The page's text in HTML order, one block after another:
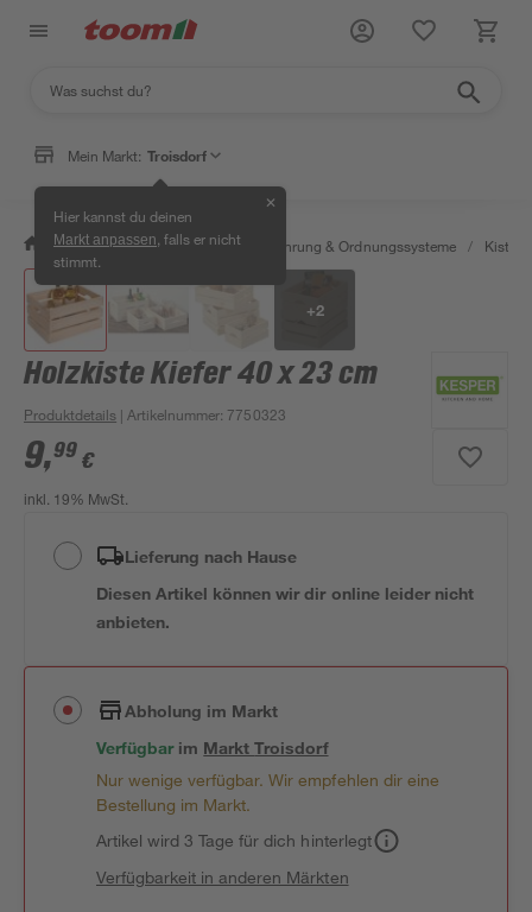
Mein Markt: Troisdorf
Hier kannst du deinen
Markt anpassen , falls er nicht
stimmt.
✕
/ Wohnen & Haushalt / Aufbewahrung & Ordnungssysteme / Kisten
+2
Holzkiste Kiefer 40 x 23 cm
Produktdetails | Artikelnummer: 7750323
9,99 €
inkl. 19% MwSt.
Lieferung nach Hause
Diesen Artikel können wir dir online leider nicht
anbieten.
Abholung im Markt
Verfügbar im MarktTroisdorf
Nur wenige verfügbar. Wir empfehlen dir eine
Bestellung im Markt.
Artikel wird 3 Tage für dich hinterlegt
Verfügbarkeit in anderen Märkten